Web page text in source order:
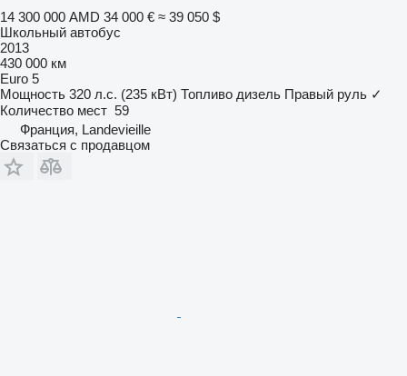
14 300 000 AMD 34 000 € ≈ 39 050 $
Школьный автобус
2013
430 000 км
Euro 5
Мощность 320 л.с. (235 кВт) Топливо дизель Правый руль ✓
Количество мест 59
Франция, Landevieille
Связаться с продавцом